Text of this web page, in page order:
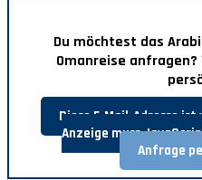
Du möchtest das
Omanreise
Diese E-Mail-Adresse
Anzeige muss
Anfrage